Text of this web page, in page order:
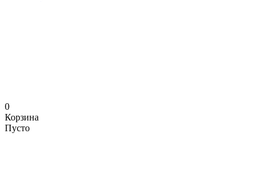
0
Корзина
Пусто